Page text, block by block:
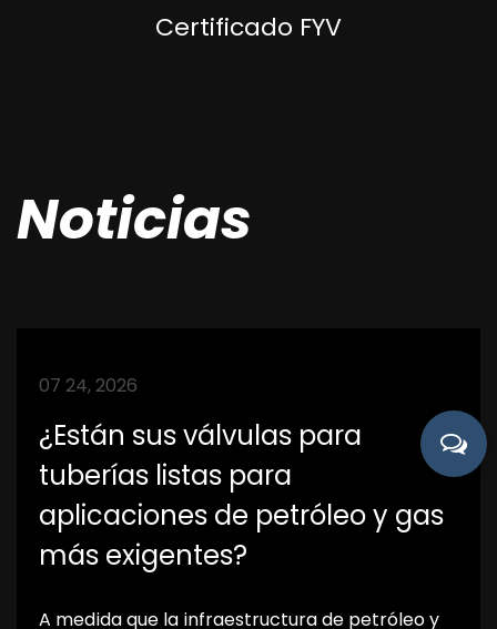
Certificado FYV
Noticias
07 24, 2026
¿Están sus válvulas para
tuberías listas para
aplicaciones de petróleo y gas
más exigentes?
A medida que la infraestructura de petróleo y